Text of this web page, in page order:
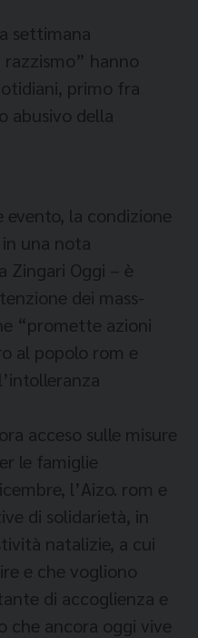
settimana
hanno
primo fra
abusivo della
la condizione
una nota
Zingari Oggi – è
dei mass-
“promette azioni
al popolo rom e
acceso sulle misure
le famiglie
l’Aizo. rom e
di solidarietà, in
natalizie, a cui
e che vogliono
di accoglienza e
che ancora oggi vive